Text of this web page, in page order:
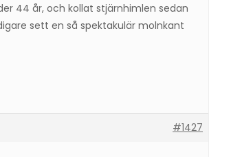
44 år, och kollat stjärnhimlen sedan
sett en så spektakulär molnkant
#1427